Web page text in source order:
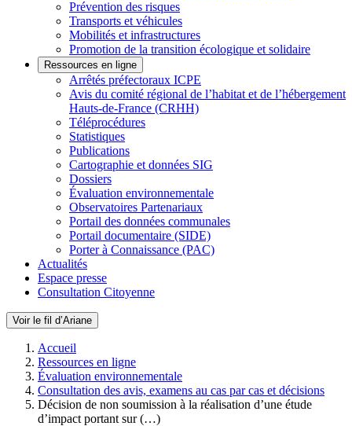
Prévention des risques
Transports et véhicules
Mobilités et infrastructures
Promotion de la transition écologique et solidaire
Ressources en ligne
Arrêtés préfectoraux ICPE
Avis du comité régional de l’habitat et de l’hébergement
Hauts-de-France (CRHH)
Téléprocédures
Statistiques
Publications
Cartographie et données SIG
Dossiers
Évaluation environnementale
Observatoires Partenariaux
Portail des données communales
Portail documentaire (SIDE)
Porter à Connaissance (PAC)
Actualités
Espace presse
Consultation Citoyenne
Voir le fil d’Ariane
Accueil
Ressources en ligne
Évaluation environnementale
Consultation des avis, examens au cas par cas et décisions
Décision de non soumission à la réalisation d’une étude
d’impact portant sur (…)